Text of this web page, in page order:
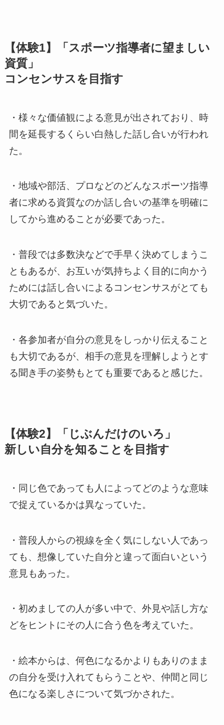
【体験1】「スポーツ指導者に望ましい
資質」
コンセンサスを目指す
・様々な価値観による意見が出されており、時
間を延長するくらい白熱した話し合いが行われ
た。
・地域や部活、プロなどのどんなスポーツ指導
者に求める資質なのか話し合いの基準を明確に
してから進めることが必要であった。
・普段では多数決などで手早く決めてしまうこ
ともあるが、お互いが気持ちよく目的に向かう
ためには話し合いによるコンセンサスがとても
大切であると気づいた。
・各参加者が自分の意見をしっかり伝えること
も大切であるが、相手の意見を理解しようとす
る聞き手の姿勢もとても重要であると感じた。
【体験2】「じぶんだけのいろ」
新しい自分を知ることを目指す
・同じ色であっても人によってどのような意味
で捉えているかは異なっていた。
・普段人からの視線を全く気にしない人であっ
ても、想像していた自分と違って面白いという
意見もあった。
・初めましての人が多い中で、外見や話し方な
どをヒントにその人に合う色を考えていた。
・絵本からは、何色になるかよりもありのまま
の自分を受け入れてもらうことや、仲間と同じ
色になる楽しさについて気づかされた。